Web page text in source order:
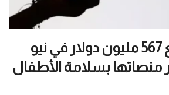
إلزام “ميتا” بدفع 567 مليون دولار في نيو
منصاتها بسلامة الأطفال